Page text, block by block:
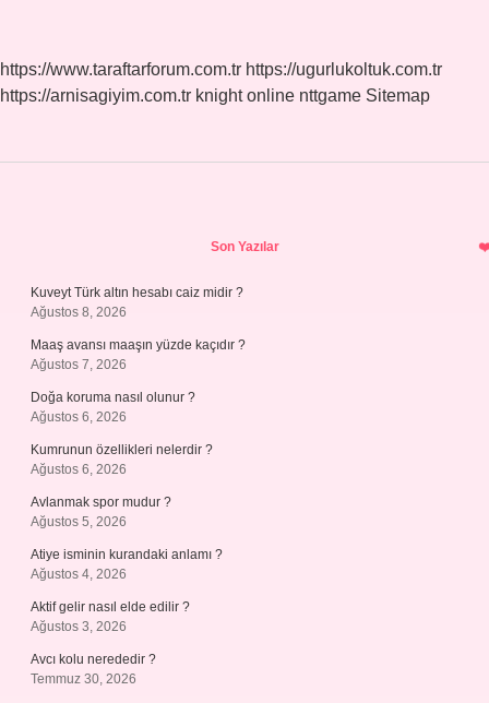
https://www.taraftarforum.com.tr https://ugurlukoltuk.com.tr
https://arnisagiyim.com.tr knight online nttgame Sitemap
Son Yazılar
Kuveyt Türk altın hesabı caiz midir ?
Ağustos 8, 2026
Maaş avansı maaşın yüzde kaçıdır ?
Ağustos 7, 2026
Doğa koruma nasıl olunur ?
Ağustos 6, 2026
Kumrunun özellikleri nelerdir ?
Ağustos 6, 2026
Avlanmak spor mudur ?
Ağustos 5, 2026
Atiye isminin kurandaki anlamı ?
Ağustos 4, 2026
Aktif gelir nasıl elde edilir ?
Ağustos 3, 2026
Avcı kolu nerededir ?
Temmuz 30, 2026